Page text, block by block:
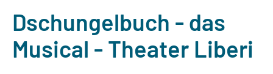
Dschungelbuch - das
Musical - Theater Liberi